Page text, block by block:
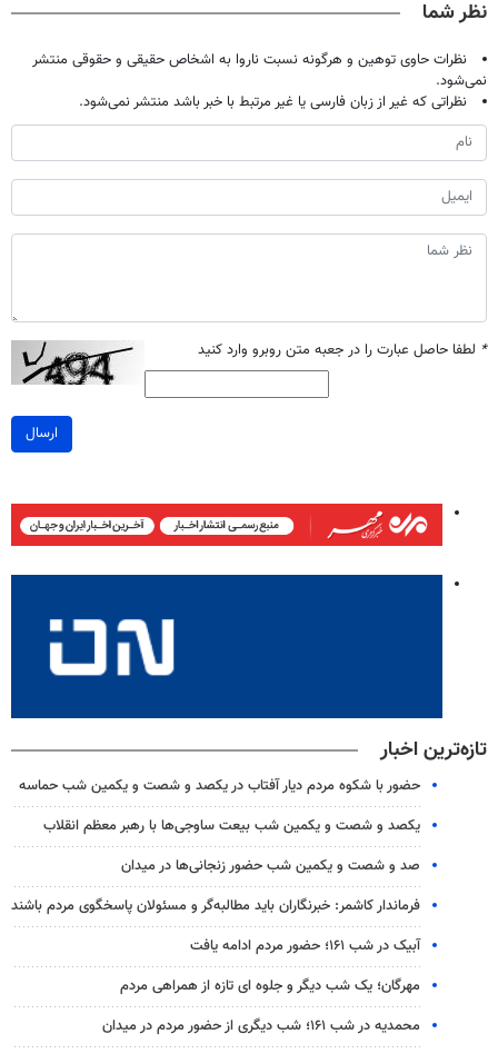
نظر شما
نظرات حاوی توهین و هرگونه نسبت ناروا به اشخاص حقیقی و حقوقی منتشر
نمی‌شود.
نظراتی که غیر از زبان فارسی یا غیر مرتبط با خبر باشد منتشر نمی‌شود.
* لطفا حاصل عبارت را در جعبه متن روبرو وارد کنید
ارسال
تازه‌ترین اخبار
حضور با شکوه مردم دیار آفتاب در یکصد و شصت و یکمین شب حماسه
یکصد و شصت و یکمین شب بیعت ساوجی‌ها با رهبر معظم انقلاب
صد و شصت و یکمین شب حضور زنجانی‌ها در میدان
فرماندار کاشمر: خبرنگاران باید مطالبه‌گر و مسئولان پاسخگوی مردم باشند
آبیک در شب ۱۶۱؛ حضور مردم ادامه یافت
مهرگان؛ یک شب دیگر و جلوه ای تازه از همراهی مردم
محمدیه در شب ۱۶۱؛ شب دیگری از حضور مردم در میدان